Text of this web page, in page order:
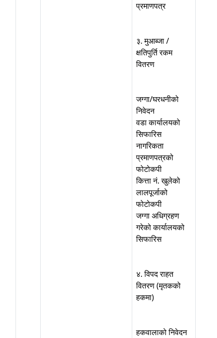
प्रमाणपत्र
३. मुआब्जा /
क्षतिपुर्ति रकम
वितरण
जग्गा/घरधनीको
निवेदन
वडा कार्यालयको
सिफारिस
नागरिकता
प्रमाणपत्रको
फोटोकपी
कित्ता नं. खुलेको
लालपूर्जाको
फोटोकपी
जग्गा अधिग्रहण
गरेको कार्यालयको
सिफारिस
४. विपद राहत
वितरण (मृतकको
हकमा)
हकवालाको निवेदन